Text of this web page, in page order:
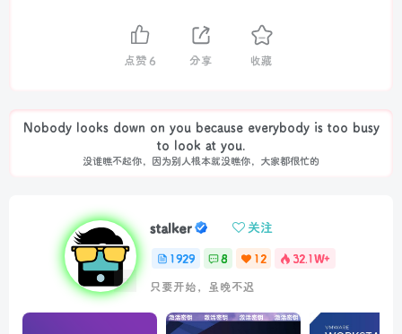
点赞 6 分享 收藏
Nobody looks down on you because everybody is too busy
to look at you.
没谁瞧不起你，因为别人根本就没瞧你，大家都很忙的
stalker 关注
1929 8 12
32.1W+
只要开始，虽晚不迟